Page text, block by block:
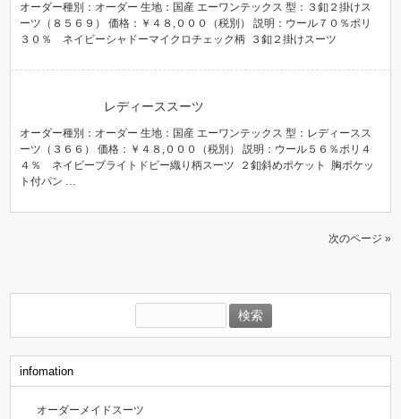
オーダー種別：オーダー 生地：国産 エーワンテックス 型：３釦２掛けス
ーツ（８５６９） 価格：￥４８,０００（税別） 説明：ウール７０％ポリ
３０％ ネイビーシャドーマイクロチェック柄 ３釦２掛けスーツ
レディーススーツ
オーダー種別：オーダー 生地：国産 エーワンテックス 型：レディースス
ーツ（３６６） 価格：￥４８,０００（税別） 説明：ウール５６％ポリ４
４％ ネイビーブライトドビー織り柄スーツ ２釦斜めポケット 胸ポケッ
ト付パン …
次のページ »
索:
infomation
オーダーメイドスーツ